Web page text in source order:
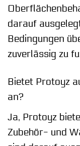
darauf
Bedingungen
zuverlässig zu
Bietet Protoyz
an?
Ja, Protoyz
Zubehör- und